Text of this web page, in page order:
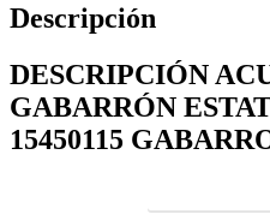
Descripción
DESCRIPCIÓN
GABARRÓN
15450115